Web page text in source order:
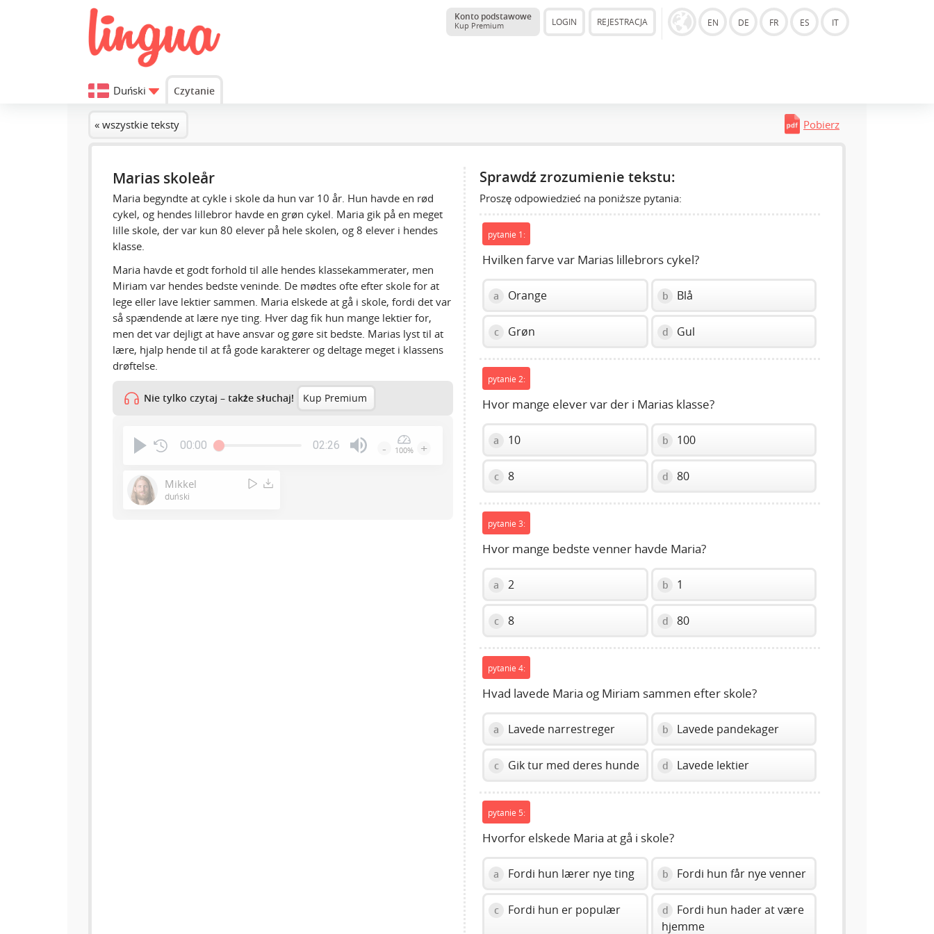
Konto podstawowe
Kup Premium LOGIN REJESTRACJA EN DE FR ES IT
Duński Czytanie
« wszystkie teksty Pobierz
Marias skoleår
Maria begyndte at cykle i skole da hun var 10 år. Hun havde en rød
cykel, og hendes lillebror havde en grøn cykel. Maria gik på en meget
lille skole, der var kun 80 elever på hele skolen, og 8 elever i hendes
klasse.
Maria havde et godt forhold til alle hendes klassekammerater, men
Miriam var hendes bedste veninde. De mødtes ofte efter skole for at
lege eller lave lektier sammen. Maria elskede at gå i skole, fordi det var
så spændende at lære nye ting. Hver dag fik hun mange lektier for,
men det var dejligt at have ansvar og gøre sit bedste. Marias lyst til at
lære, hjalp hende til at få gode karakterer og deltage meget i klassens
drøftelse.
Nie tylko czytaj – także słuchaj! Kup Premium
00:00 02:26 - 100% +
Mikkel
duński
Sprawdź zrozumienie tekstu:
Proszę odpowiedzieć na poniższe pytania:
pytanie 1:
Hvilken farve var Marias lillebrors cykel?
a Orange b Blå
c Grøn d Gul
pytanie 2:
Hvor mange elever var der i Marias klasse?
a 10 b 100
c 8 d 80
pytanie 3:
Hvor mange bedste venner havde Maria?
a 2 b 1
c 8 d 80
pytanie 4:
Hvad lavede Maria og Miriam sammen efter skole?
a Lavede narrestreger b Lavede pandekager
c Gik tur med deres hunde d Lavede lektier
pytanie 5:
Hvorfor elskede Maria at gå i skole?
a Fordi hun lærer nye ting b Fordi hun får nye venner
c Fordi hun er populær d
Fordi hun hader at være
hjemme